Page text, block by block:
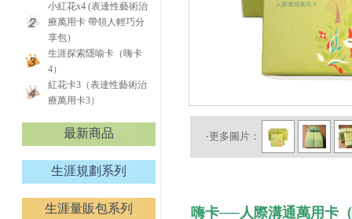
小紅花x4 (表達性藝術治
療萬用卡 帶領人輕巧分
享包）
生涯探索隱喻卡（嗨卡
4）
紅花卡3（表達性藝術治
療萬用卡3）
最新商品
生涯規劃系列
生涯量販包系列
‧更多圖片：
嗨卡──人際溝通萬用卡